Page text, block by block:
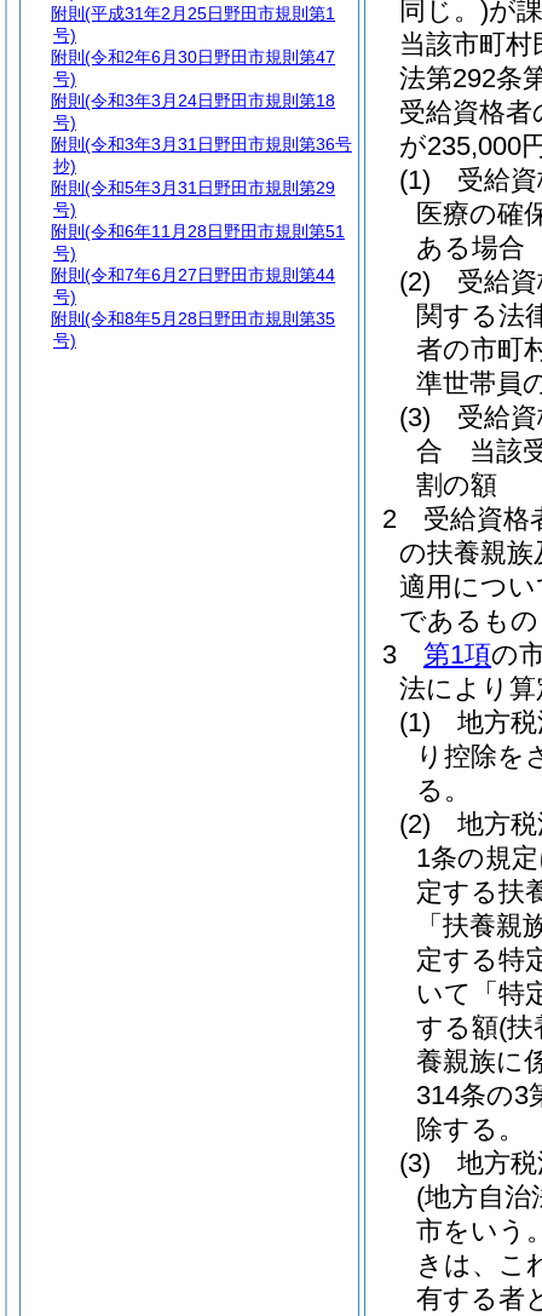
同じ。)が
当該市町
法第292条
受給資格
が235,000
(1)
受給
医療の確
ある場合
(2)
受給
関する法
者の市町
準世帯員
(3)
受給
合 当該受
割の額
2
受給資格
の扶養親
適用につ
であるも
3
第1項の
法により
(1)
地方
り控除を
る。
(2)
地方
1条の規
定する扶
「扶養親
定する特
いて「特
する額(扶
養親族に
314条の3
除する。
(3)
地方
(地方自治
市をいう
きは、こ
有する者
附則 (平成31年2月25日野田市規則第1
号)
附則 (令和2年6月30日野田市規則第47
号)
附則 (令和3年3月24日野田市規則第18
号)
附則 (令和3年3月31日野田市規則第36号
抄)
附則 (令和5年3月31日野田市規則第29
号)
附則 (令和6年11月28日野田市規則第51
号)
附則 (令和7年6月27日野田市規則第44
号)
附則 (令和8年5月28日野田市規則第35
号)